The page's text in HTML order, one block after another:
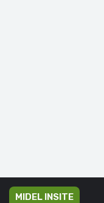
MIDEL INSITE